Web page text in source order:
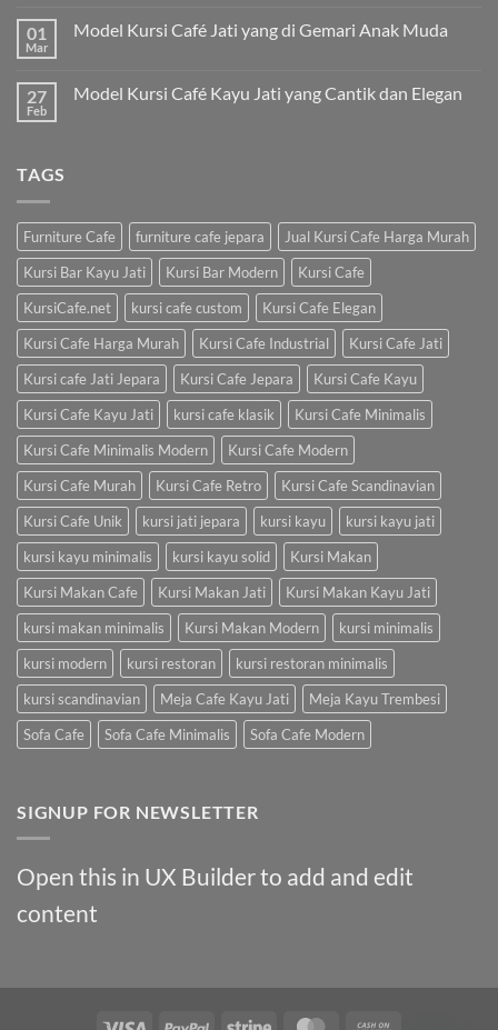
01
Mar
Model Kursi Café Jati yang di Gemari Anak Muda
27
Feb
Model Kursi Café Kayu Jati yang Cantik dan Elegan
TAGS
Furniture Cafe furniture cafe jepara
Jual Kursi Cafe Harga Murah
Kursi Bar Kayu Jati
Kursi Bar Modern
Kursi Cafe
KursiCafe.net
kursi cafe custom
Kursi Cafe Elegan
Kursi Cafe Harga Murah
Kursi Cafe Industrial
Kursi Cafe Jati
Kursi cafe Jati Jepara
Kursi Cafe Jepara
Kursi Cafe Kayu
Kursi Cafe Kayu Jati
kursi cafe klasik
Kursi Cafe Minimalis
Kursi Cafe Minimalis Modern
Kursi Cafe Modern
Kursi Cafe Murah
Kursi Cafe Retro
Kursi Cafe Scandinavian
Kursi Cafe Unik
kursi jati jepara kursi kayu
kursi kayu jati
kursi kayu minimalis
kursi kayu solid
Kursi Makan
Kursi Makan Cafe
Kursi Makan Jati
Kursi Makan Kayu Jati
kursi makan minimalis
Kursi Makan Modern
kursi minimalis
kursi modern
kursi restoran
kursi restoran minimalis
kursi scandinavian
Meja Cafe Kayu Jati
Meja Kayu Trembesi
Sofa Cafe
Sofa Cafe Minimalis Sofa Cafe Modern
SIGNUP FOR NEWSLETTER
Open this in UX Builder to add and edit
content